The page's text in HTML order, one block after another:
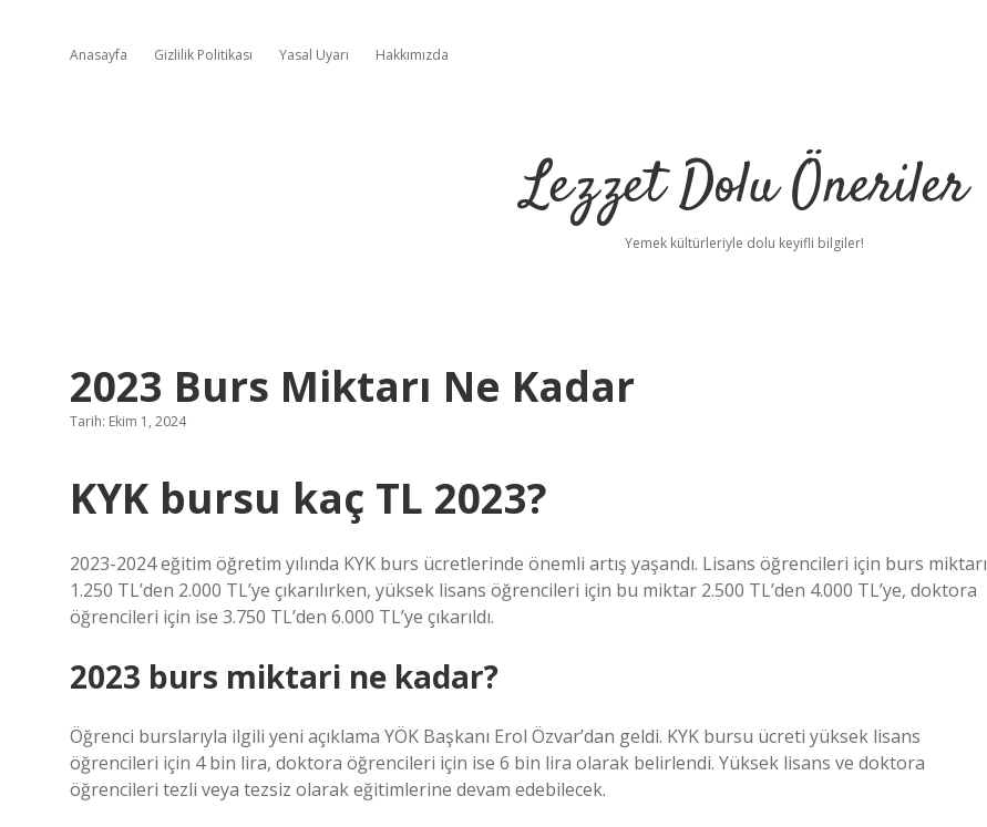
Anasayfa Gizlilik Politikası Yasal Uyarı Hakkımızda
Lezzet Dolu Öneriler
Yemek kültürleriyle dolu keyifli bilgiler!
2023 Burs Miktarı Ne Kadar
Tarih: Ekim 1, 2024
KYK bursu kaç TL 2023?
2023-2024 eğitim öğretim yılında KYK burs ücretlerinde önemli artış yaşandı. Lisans öğrencileri için burs miktarı
1.250 TL’den 2.000 TL’ye çıkarılırken, yüksek lisans öğrencileri için bu miktar 2.500 TL’den 4.000 TL’ye, doktora
öğrencileri için ise 3.750 TL’den 6.000 TL’ye çıkarıldı.
2023 burs miktari ne kadar?
Öğrenci burslarıyla ilgili yeni açıklama YÖK Başkanı Erol Özvar’dan geldi. KYK bursu ücreti yüksek lisans
öğrencileri için 4 bin lira, doktora öğrencileri için ise 6 bin lira olarak belirlendi. Yüksek lisans ve doktora
öğrencileri tezli veya tezsiz olarak eğitimlerine devam edebilecek.